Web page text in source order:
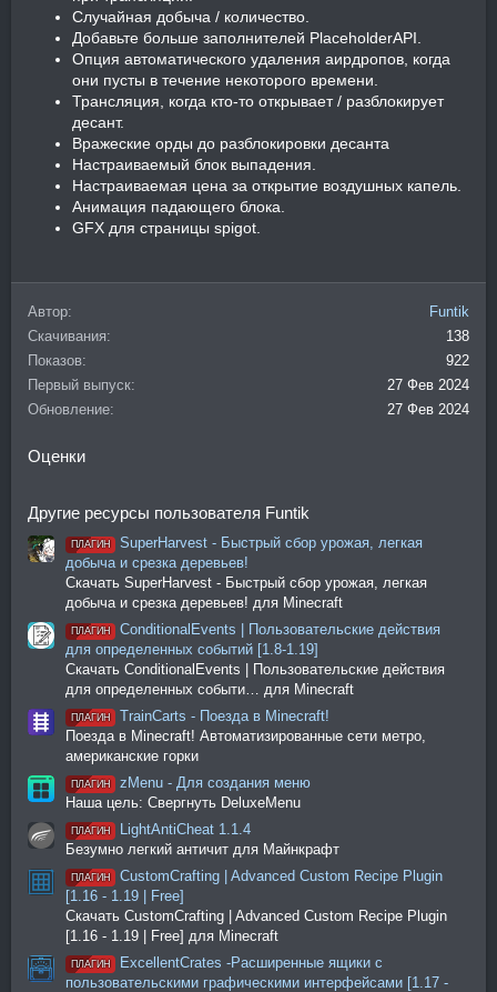
Случайная добыча / количество.
Добавьте больше заполнителей PlaceholderAPI.
Опция автоматического удаления аирдропов, когда
они пусты в течение некоторого времени.
Трансляция, когда кто-то открывает / разблокирует
десант.
Вражеские орды до разблокировки десанта
Настраиваемый блок выпадения.
Настраиваемая цена за открытие воздушных капель.
Анимация падающего блока.
GFX для страницы spigot.
Автор
Funtik
Скачивания
138
Показов
922
Первый выпуск
27 Фев 2024
Обновление
27 Фев 2024
Оценки
Другие ресурсы пользователя Funtik
ПЛАГИН
SuperHarvest - Быстрый сбор урожая, легкая
добыча и срезка деревьев!
Скачать SuperHarvest - Быстрый сбор урожая, легкая
добыча и срезка деревьев! для Minecraft
ПЛАГИН
ConditionalEvents | Пользовательские действия
для определенных событий [1.8-1.19]
Скачать ConditionalEvents | Пользовательские действия
для определенных событи… для Minecraft
ПЛАГИН
TrainCarts - Поезда в Minecraft!
Поезда в Minecraft! Автоматизированные сети метро,
американские горки
ПЛАГИН
zMenu - Для создания меню
Наша цель: Свергнуть DeluxeMenu
ПЛАГИН
LightAntiCheat 1.1.4
Безумно легкий античит для Майнкрафт
ПЛАГИН
CustomCrafting | Advanced Custom Recipe Plugin
[1.16 - 1.19 | Free]
Скачать CustomCrafting | Advanced Custom Recipe Plugin
[1.16 - 1.19 | Free] для Minecraft
ПЛАГИН
ExcellentCrates -Расширенные ящики с
пользовательскими графическими интерфейсами [1.17 -